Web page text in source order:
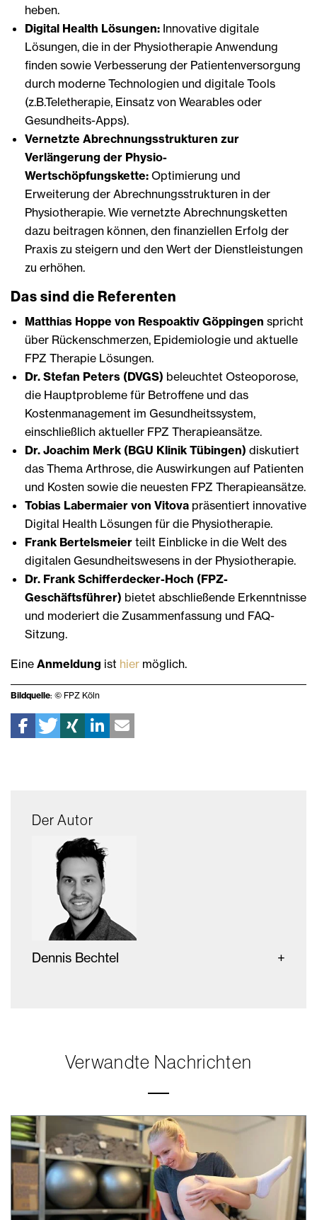
heben.
Digital Health Lösungen: Innovative digitale
Lösungen, die in der Physiotherapie Anwendung
finden sowie Verbesserung der Patientenversorgung
durch moderne Technologien und digitale Tools
(z.B.Teletherapie, Einsatz von Wearables oder
Gesundheits-Apps).
Vernetzte Abrechnungsstrukturen zur
Verlängerung der Physio-
Wertschöpfungskette: Optimierung und
Erweiterung der Abrechnungsstrukturen in der
Physiotherapie. Wie vernetzte Abrechnungsketten
dazu beitragen können, den finanziellen Erfolg der
Praxis zu steigern und den Wert der Dienstleistungen
zu erhöhen.
Das sind die Referenten
Matthias Hoppe von Respoaktiv Göppingen spricht
über Rückenschmerzen, Epidemiologie und aktuelle
FPZ Therapie Lösungen.
Dr. Stefan Peters (DVGS) beleuchtet Osteoporose,
die Hauptprobleme für Betroffene und das
Kostenmanagement im Gesundheitssystem,
einschließlich aktueller FPZ Therapieansätze.
Dr. Joachim Merk (BGU Klinik Tübingen) diskutiert
das Thema Arthrose, die Auswirkungen auf Patienten
und Kosten sowie die neuesten FPZ Therapieansätze.
Tobias Labermaier von Vitova präsentiert innovative
Digital Health Lösungen für die Physiotherapie.
Frank Bertelsmeier teilt Einblicke in die Welt des
digitalen Gesundheitswesens in der Physiotherapie.
Dr. Frank Schifferdecker-Hoch (FPZ-
Geschäftsführer) bietet abschließende Erkenntnisse
und moderiert die Zusammenfassung und FAQ-
Sitzung.
Eine Anmeldung ist hier möglich.
Bildquelle: © FPZ Köln
Der Autor
Dennis Bechtel
Verwandte Nachrichten